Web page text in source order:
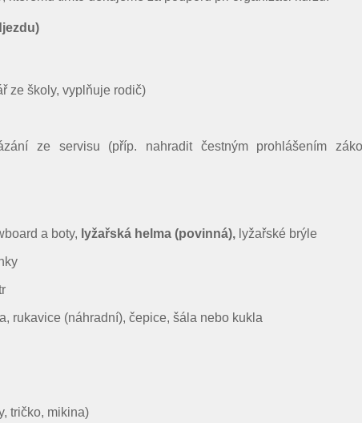
Vyhledávání na webu
ze školy, vyplňuje rodič)
ze servisu (příp. nahradit čestným prohlášením
a boty, lyžařská helma (povinná), lyžařské brýle
rukavice (náhradní), čepice, šála nebo kukla
tričko, mikina)